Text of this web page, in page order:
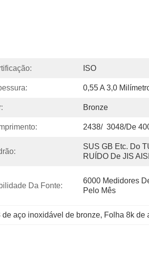
ISO
0,55 A 3,0
Bronze
2438/  3048/de
SUS GB Etc. Do
RUÍDO De JIS
Da Fonte:
6000 Medidores
Pelo Mês
aço inoxidável de bronze, Folha 8k de